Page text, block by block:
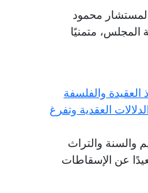
المستشار محمود
المجلس، متمنيًا
والفلسفة
العقدية وتفرغ
والسنة والتراث
عن الإسقاطات